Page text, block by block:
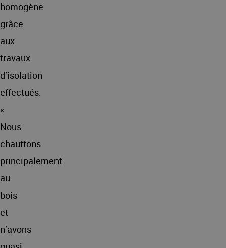
homogène
grâce
aux
travaux
d’isolation
effectués.
«
Nous
chauffons
principalement
au
bois
et
n’avons